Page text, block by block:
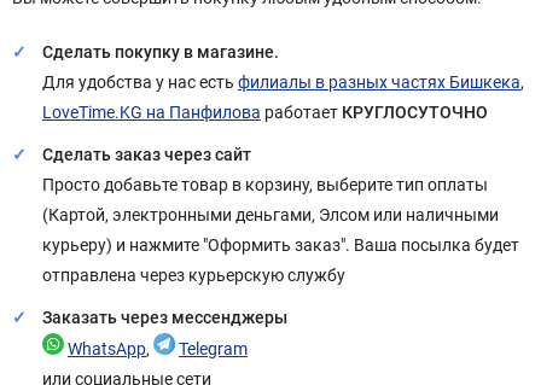
Сделать покупку в магазине.
Для удобства у нас есть филиалы в разных частях Бишкека,
LoveTime.KG на Панфилова работает КРУГЛОСУТОЧНО
Сделать заказ через сайт
Просто добавьте товар в корзину, выберите тип оплаты
(Картой, электронными деньгами, Элсом или наличными
курьеру) и нажмите "Оформить заказ". Ваша посылка будет
отправлена через курьерскую службу
Заказать через мессенджеры
WhatsApp,
Telegram
или социальные сети